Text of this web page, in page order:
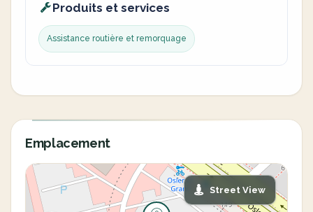
Produits et services
Assistance routière et remorquage
Emplacement
Street View